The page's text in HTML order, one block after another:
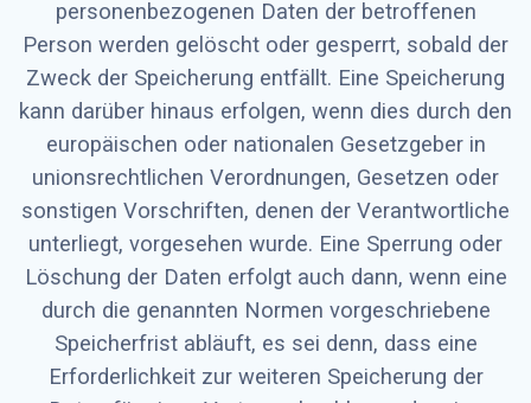
personenbezogenen Daten der betroffenen
Person werden gelöscht oder gesperrt, sobald der
Zweck der Speicherung entfällt. Eine Speicherung
kann darüber hinaus erfolgen, wenn dies durch den
europäischen oder nationalen Gesetzgeber in
unionsrechtlichen Verordnungen, Gesetzen oder
sonstigen Vorschriften, denen der Verantwortliche
unterliegt, vorgesehen wurde. Eine Sperrung oder
Löschung der Daten erfolgt auch dann, wenn eine
durch die genannten Normen vorgeschriebene
Speicherfrist abläuft, es sei denn, dass eine
Erforderlichkeit zur weiteren Speicherung der